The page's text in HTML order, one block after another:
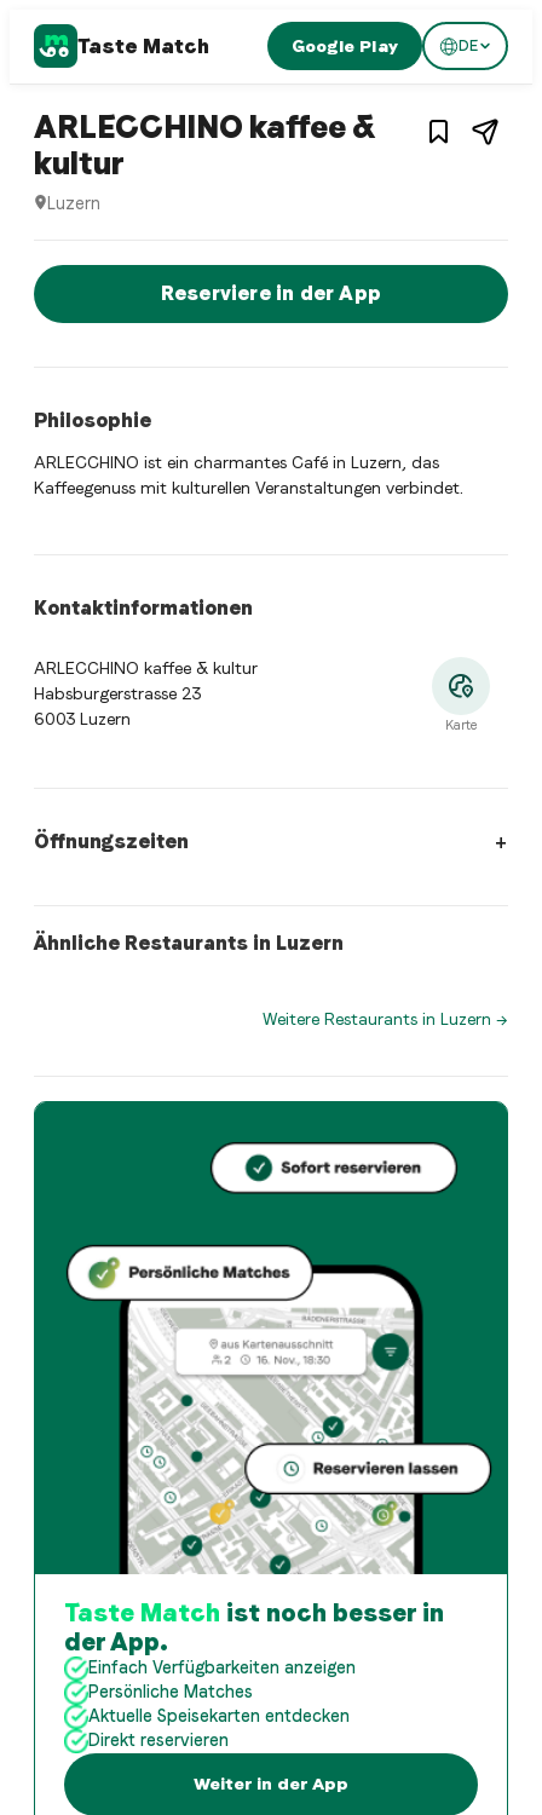
Taste Match Google Play DE
Swiss restaurant 1/ 2
ARLECCHINO kaffee &
kultur– Restaurant in
Luzern
Jetzt sofort einen Tisch
Reserviere in der App
Philosophie
ARLECCHINO ist ein charmantes Café in Luzern, das
Kaffeegenuss mit kulturellen Veranstaltungen verbindet.
Kontaktinformationen
ARLECCHINO kaffee & kultur
Habsburgerstrasse 23
6003 Luzern
Karte
Öffnungszeiten
Ähnliche Restaurants in Luzern
swiss
Hinicht
swiss
Restaurant sowieso
Wo befindet sich ARLECCHINO kaffee & kultur?
ARLECCHINO kaffee & kultur bietet luzern und
Reserviere direkt über die Taste Match App – in
Wann ist ARLECCHINO kaffee & kultur geöffnet?
Die Taste Match App analysiert deinen
Weitere Restaurants in Luzern →
Taste Match ist noch besser in
der App.
Einfach Verfügbarkeiten anzeigen
Persönliche Matches
Aktuelle Speisekarten entdecken
Direkt reservieren
Weiter in der App